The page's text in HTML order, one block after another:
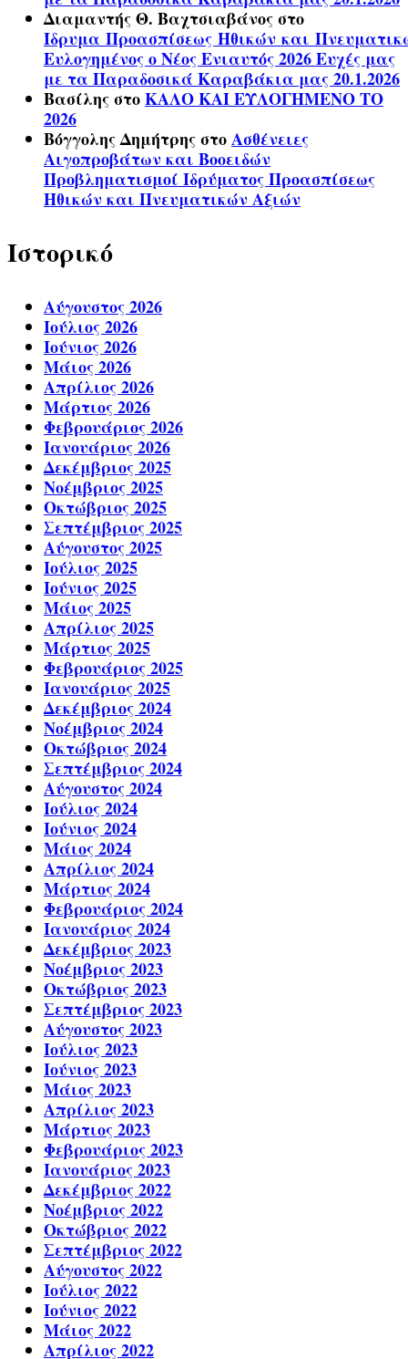
Διαμαντής Θ. Βαχτσιαβάνοςστο
Ίδρυμα Προασπίσεως Ηθικών και
Ευλογημένος ο Νέος Ενιαυτός 2026 Ευχές μας
με τα Παραδοσικά Καραβάκια μας 20.1.2026
ΒασίληςστοΚΑΛΟ ΚΑΙ ΕΥΛΟΓΗΜΕΝΟ ΤΟ
2026
Βόγγολης ΔημήτρηςστοΑσθένειες
Αιγοπροβάτων και Βοοειδών
Προβληματισμοί Ιδρύματος Προασπίσεως
Ηθικών και Πνευματικών Αξιών
Ιστορικό
Αύγουστος 2026
Ιούλιος 2026
Ιούνιος 2026
Μάιος 2026
Απρίλιος 2026
Μάρτιος 2026
Φεβρουάριος 2026
Ιανουάριος 2026
Δεκέμβριος 2025
Νοέμβριος 2025
Οκτώβριος 2025
Σεπτέμβριος 2025
Αύγουστος 2025
Ιούλιος 2025
Ιούνιος 2025
Μάιος 2025
Απρίλιος 2025
Μάρτιος 2025
Φεβρουάριος 2025
Ιανουάριος 2025
Δεκέμβριος 2024
Νοέμβριος 2024
Οκτώβριος 2024
Σεπτέμβριος 2024
Αύγουστος 2024
Ιούλιος 2024
Ιούνιος 2024
Μάιος 2024
Απρίλιος 2024
Μάρτιος 2024
Φεβρουάριος 2024
Ιανουάριος 2024
Δεκέμβριος 2023
Νοέμβριος 2023
Οκτώβριος 2023
Σεπτέμβριος 2023
Αύγουστος 2023
Ιούλιος 2023
Ιούνιος 2023
Μάιος 2023
Απρίλιος 2023
Μάρτιος 2023
Φεβρουάριος 2023
Ιανουάριος 2023
Δεκέμβριος 2022
Νοέμβριος 2022
Οκτώβριος 2022
Σεπτέμβριος 2022
Αύγουστος 2022
Ιούλιος 2022
Ιούνιος 2022
Μάιος 2022
Απρίλιος 2022